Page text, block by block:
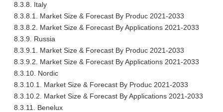
8.3.8. Italy
8.3.8.1. Market Size & Forecast By Produc 2021-2033
8.3.8.2. Market Size & Forecast By Applications 2021-2033
8.3.9. Russia
8.3.9.1. Market Size & Forecast By Produc 2021-2033
8.3.9.2. Market Size & Forecast By Applications 2021-2033
8.3.10. Nordic
8.3.10.1. Market Size & Forecast By Produc 2021-2033
8.3.10.2. Market Size & Forecast By Applications 2021-2033
8.3.11. Benelux